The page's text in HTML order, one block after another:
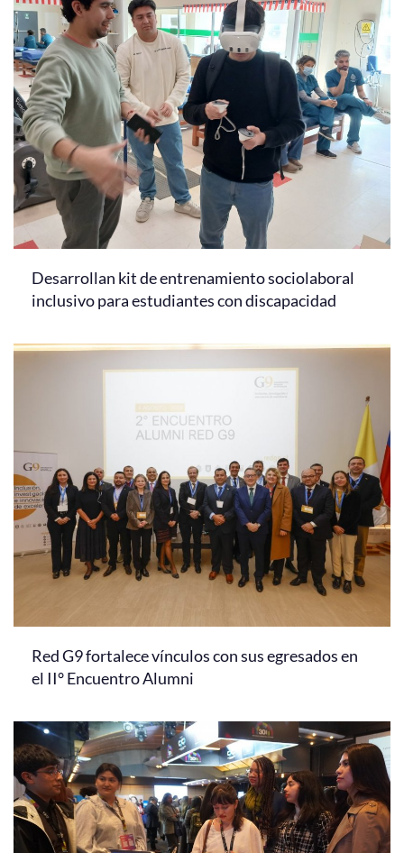
Desarrollan kit de entrenamiento sociolaboral
inclusivo para estudiantes con discapacidad
Red G9 fortalece vínculos con sus egresados en
el II° Encuentro Alumni